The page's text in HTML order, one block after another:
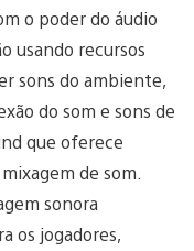
o poder do áudio
usando recursos
sons do ambiente,
do som e sons de
que oferece
de som.
sonora
os jogadores,